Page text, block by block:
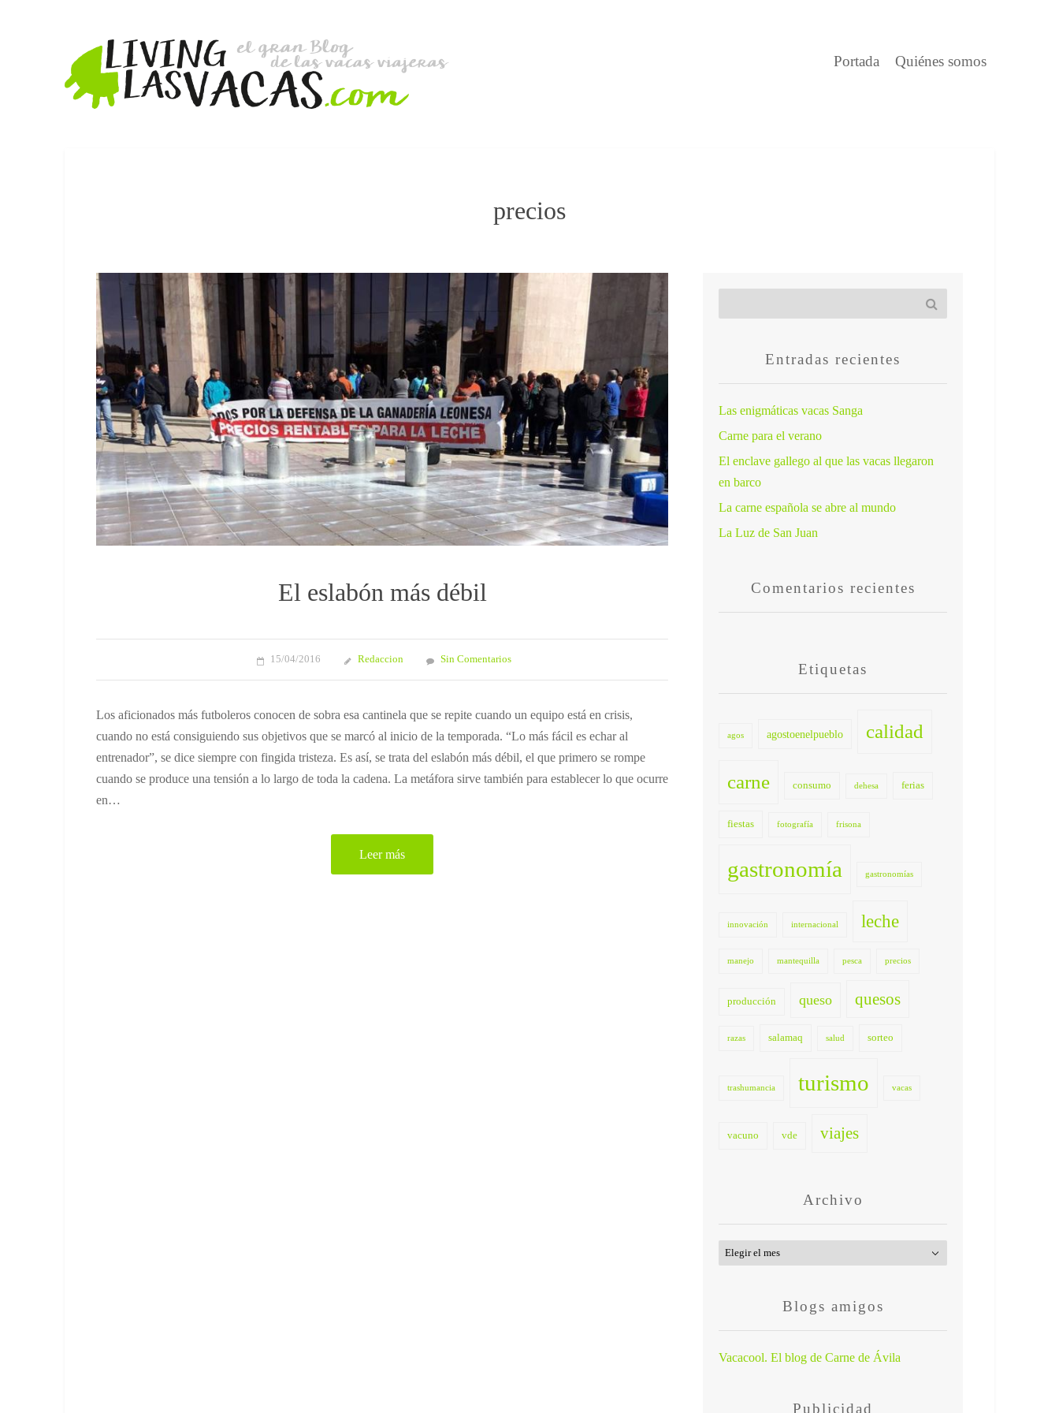
Portada Quiénes somos
precios
El eslabón más débil
15/04/2016 Redaccion Sin Comentarios
Los aficionados más futboleros conocen de sobra esa cantinela que se repite cuando un equipo está en crisis,
cuando no está consiguiendo sus objetivos que se marcó al inicio de la temporada. “Lo más fácil es echar al
entrenador”, se dice siempre con fingida tristeza. Es así, se trata del eslabón más débil, el que primero se rompe
cuando se produce una tensión a lo largo de toda la cadena. La metáfora sirve también para establecer lo que ocurre
en…
Leer más
Entradas recientes
Las enigmáticas vacas Sanga
Carne para el verano
El enclave gallego al que las vacas llegaron
en barco
La carne española se abre al mundo
La Luz de San Juan
Comentarios recientes
Etiquetas
agos agostoenelpueblo calidad
carne consumo dehesa ferias
fiestas fotografía frisona
gastronomía gastronomías
innovación internacional leche
manejo mantequilla pesca precios
producción queso quesos
razas salamaq salud sorteo
trashumancia turismo vacas
vacuno vde viajes
Archivo
Archivo
Blogs amigos
Vacacool. El blog de Carne de Ávila
Publicidad